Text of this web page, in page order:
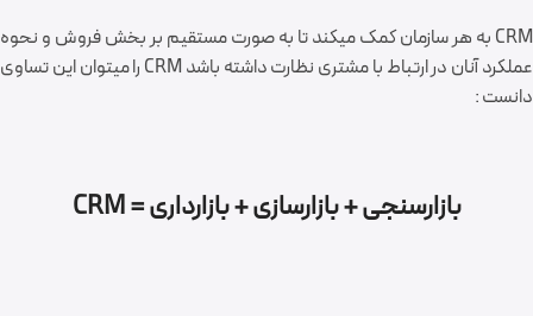
CRM به هر سازمان کمک میکند تا به صورت مستقیم بر بخش فروش و نحوه
عملکرد آنان در ارتباط با مشتری نظارت داشته باشد CRM را میتوان این تساوی
دانست :
بازارسنجی+بازارسازی+بازارداری=
CRM